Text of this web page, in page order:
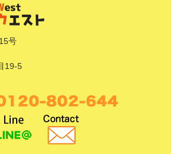
号
19-5